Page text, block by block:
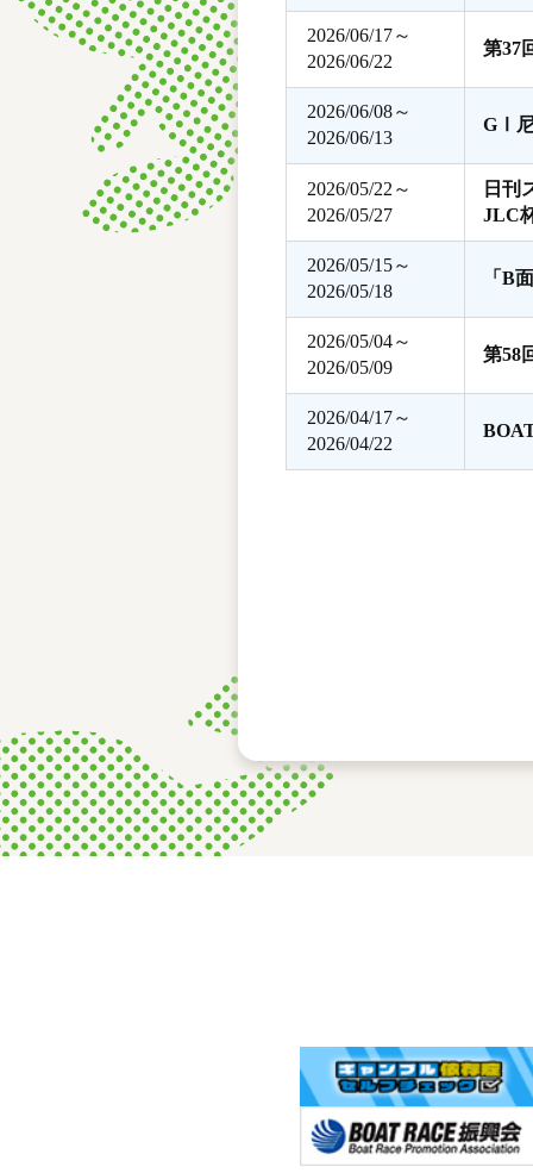
2026/06/17～
2026/06/22
第37
2026/06/08～
2026/06/13
GⅠ尼
2026/05/22～
2026/05/27
日刊
JLC
2026/05/15～
2026/05/18
「B
2026/05/04～
2026/05/09
第58
2026/04/17～
2026/04/22